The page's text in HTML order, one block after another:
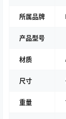
所属品牌
产品型号
材质
尺寸
重量